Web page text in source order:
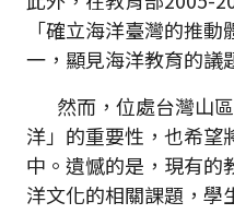
「確立海洋臺灣的推
一，顯見海洋教育的議
然而，位處台灣山
洋」的重要性，也希望
中。遺憾的是，現有的
洋文化的相關課題，學